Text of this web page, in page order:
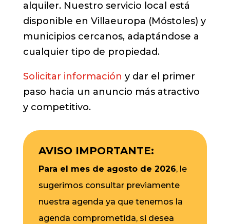
alquiler. Nuestro servicio local está
disponible en Villaeuropa (Móstoles) y
municipios cercanos, adaptándose a
cualquier tipo de propiedad.
Solicitar información y dar el primer
paso hacia un anuncio más atractivo
y competitivo.
AVISO IMPORTANTE:
Para el mes de agosto de 2026, le
sugerimos consultar previamente
nuestra agenda ya que tenemos la
agenda comprometida, si desea